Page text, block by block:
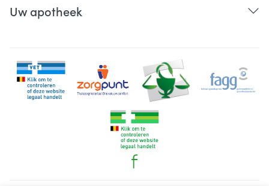
Uw apotheek